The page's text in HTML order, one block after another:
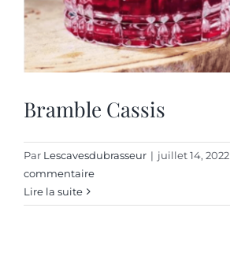
Bramble Cassis
Par Lescavesdubrasseur | juillet 14, 2022
commentaire
Lire la suite